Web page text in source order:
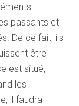
passants et
De ce fait, ils
être
est situé,
les
il faudra